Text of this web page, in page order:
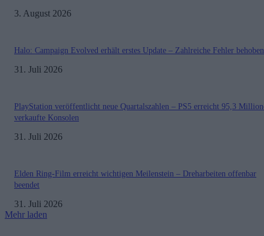
3. August 2026
Halo: Campaign Evolved erhält erstes Update – Zahlreiche Fehler behoben
31. Juli 2026
PlayStation veröffentlicht neue Quartalszahlen – PS5 erreicht 95,3
verkaufte Konsolen
31. Juli 2026
Elden Ring-Film erreicht wichtigen Meilenstein – Dreharbeiten offenbar
beendet
31. Juli 2026
Mehr laden